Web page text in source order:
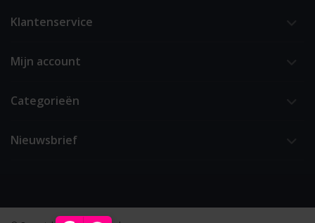
Klantenservice
Mijn account
Categorieën
Nieuwsbrief